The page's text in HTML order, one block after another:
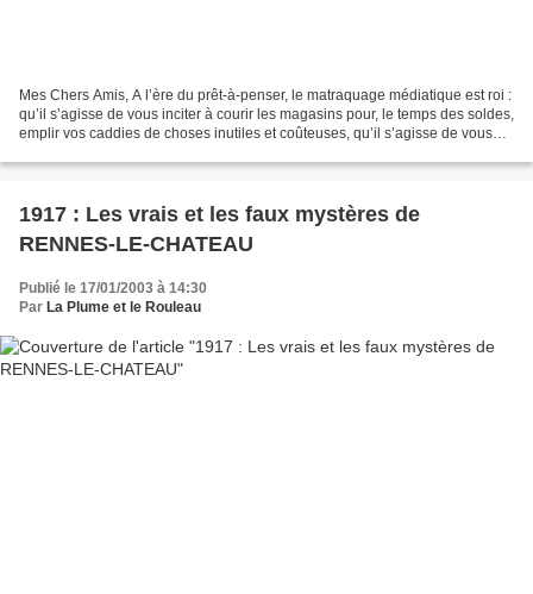
Mes Chers Amis, A l’ère du prêt-à-penser, le matraquage médiatique est roi :
qu’il s’agisse de vous inciter à courir les magasins pour, le temps des soldes,
emplir vos caddies de choses inutiles et coûteuses, qu’il s’agisse de vous
1917 : Les vrais et les faux mystères de
RENNES-LE-CHATEAU
Publié le 17/01/2003 à 14:30
Par La Plume et le Rouleau